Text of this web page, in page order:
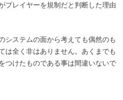
プレイヤーを規制だと判断した理由
システムの面から考えても偶然のも
は全く非はありません。あくまでも
つけたものである事は間違いないで